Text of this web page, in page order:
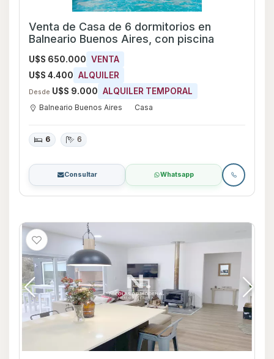
Venta de Casa de 6 dormitorios en
Balneario Buenos Aires, con piscina
U$S 650.000 VENTA
U$S 4.400 ALQUILER
Desde U$S 9.000 ALQUILER TEMPORAL
Balneario Buenos Aires Casa
6 6
Consultar Whatsapp